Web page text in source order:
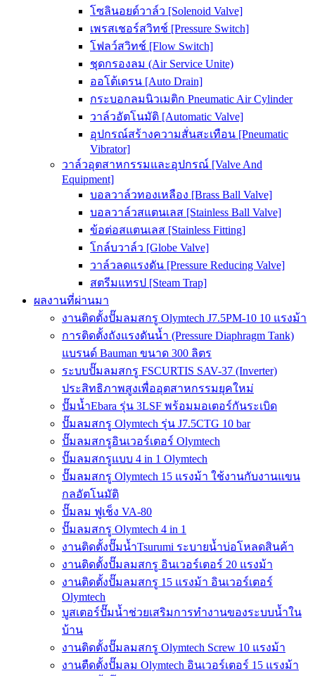
โซลินอยด์วาล์ว [Solenoid Valve]
เพรสเชอร์สวิทช์ [Pressure Switch]
โฟลว์สวิทช์ [Flow Switch]
ชุดกรองลม (Air Service Unite)
ออโต้เดรน [Auto Drain]
กระบอกลมนิวเมติก Pneumatic Air Cylinder
วาล์วอัตโนมัติ [Automatic Valve]
อุปกรณ์สร้างความสั่นสะเทือน [Pneumatic
Vibrator]
วาล์วอุตสาหกรรมและอุปกรณ์ [Valve And
Equipment]
บอลวาล์วทองเหลือง [Brass Ball Valve]
บอลวาล์วสแตนเลส [Stainless Ball Valve]
ข้อต่อสแตนเลส [Stainless Fitting]
โกล์บวาล์ว [Globe Valve]
วาล์วลดแรงดัน [Pressure Reducing Valve]
สตรีมแทรป [Steam Trap]
ผลงานที่ผ่านมา
งานติดตั้งปั๊มลมสกรู Olymtech J7.5PM-10 10 แรงม้า
การติดตั้งถังแรงดันน้ำ (Pressure Diaphragm Tank)
แบรนด์ Bauman ขนาด 300 ลิตร
ระบบปั๊มลมสกรู FSCURTIS SAV-37 (Inverter)
ประสิทธิภาพสูงเพื่ออุตสาหกรรมยุคใหม่
ปั๊มน้ำEbara รุ่น 3LSF พร้อมมอเตอร์กันระเบิด
ปั๊มลมสกรู Olymtech รุ่น J7.5CTG 10 bar
ปั๊มลมสกรูอินเวอร์เตอร์ Olymtech
ปั๊มลมสกรูแบบ 4 in 1 Olymtech
ปั๊มลมสกรู Olymtech 15 แรงม้า ใช้งานกับงานแขน
กลอัตโนมัติ
ปั๊มลม ฟูเช็ง VA-80
ปั๊มลมสกรู Olymtech 4 in 1
งานติดตั้งปั๊มน้ำTsurumi ระบายน้ำบ่อโหลดสินค้า
งานติดตั้งปั๊มลมสกรู อินเวอร์เตอร์ 20 แรงม้า
งานติดตั้งปั๊มลมสกรู 15 แรงม้า อินเวอร์เตอร์
Olymtech
บูสเตอร์ปั๊มน้ำช่วยเสริมการทำงานของระบบน้ำใน
บ้าน
งานติดตั้งปั๊มลมสกรู Olymtech Screw 10 แรงม้า
งานตืดตั้งปั๊มลม Olymtech อินเวอร์เตอร์ 15 แรงม้า